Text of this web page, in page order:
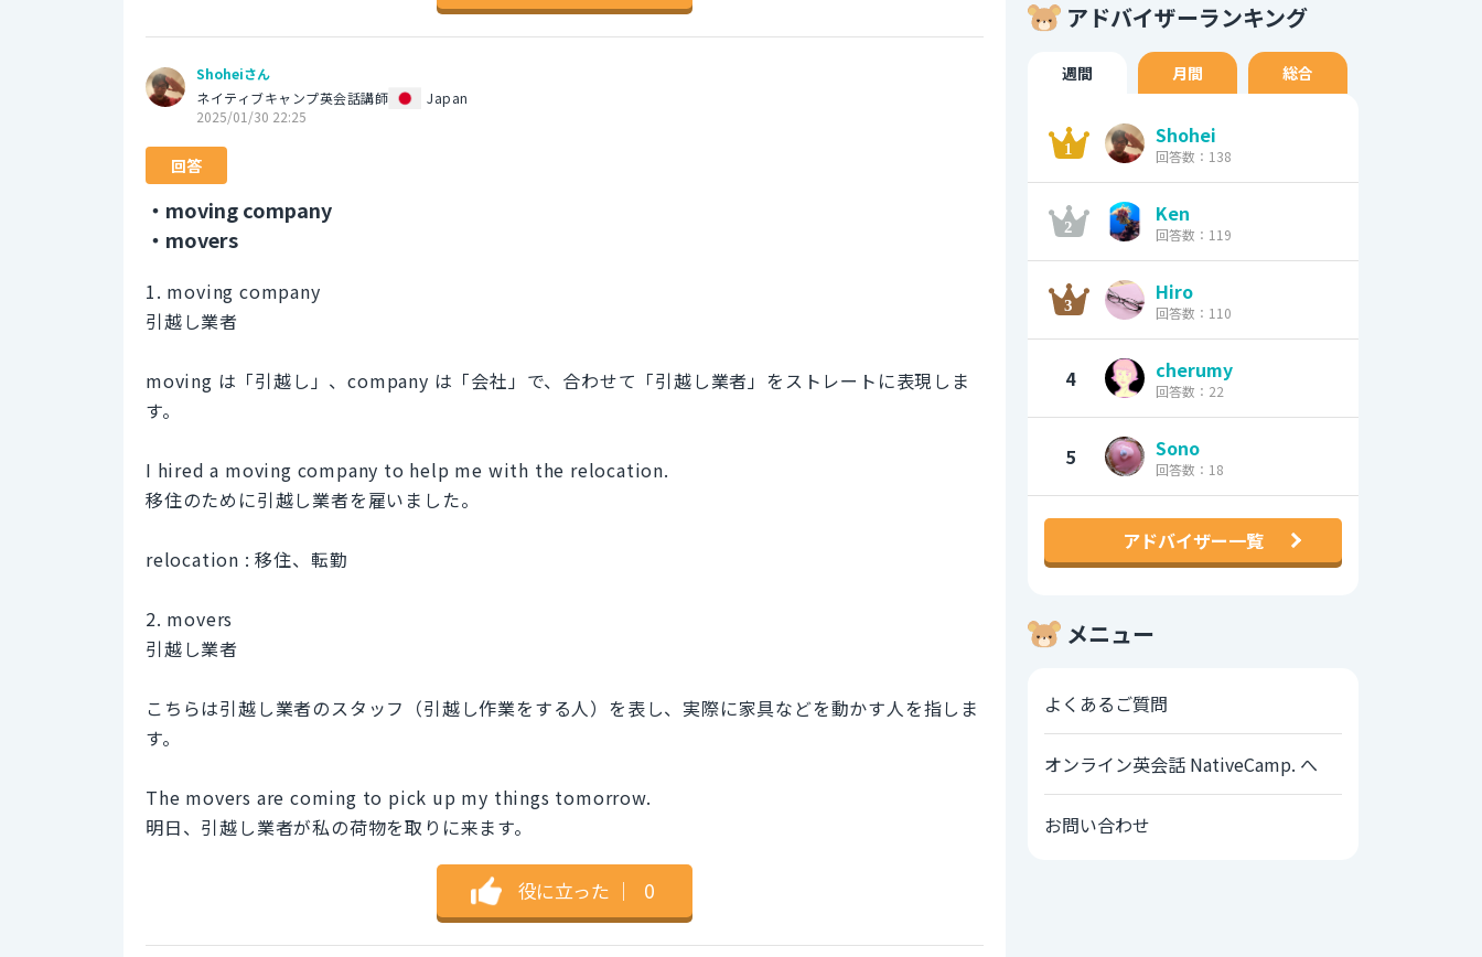
Shoheiさん
ネイティブキャンプ英会話講師
Japan
2025/01/30 22:25
回答
・moving company
・movers
1. moving company
引越し業者
moving は「引越し」、company は「会社」で、合わせて「引越し業者」をストレートに表現しま
す。
I hired a moving company to help me with the relocation.
移住のために引越し業者を雇いました。
relocation : 移住、転勤
2. movers
引越し業者
こちらは引越し業者のスタッフ（引越し作業をする人）を表し、実際に家具などを動かす人を指しま
す。
The movers are coming to pick up my things tomorrow.
明日、引越し業者が私の荷物を取りに来ます。
役に立った ｜ 0
アドバイザーランキング
週間 月間 総合
Shohei
回答数：138
Ken
回答数：119
Hiro
回答数：110
4 cherumy
回答数：22
5 Sono
回答数：18
アドバイザー一覧
メニュー
よくあるご質問
オンライン英会話 NativeCamp. へ
お問い合わせ